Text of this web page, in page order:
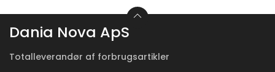
Dania Nova ApS
Totalleverandør af forbrugsartikler